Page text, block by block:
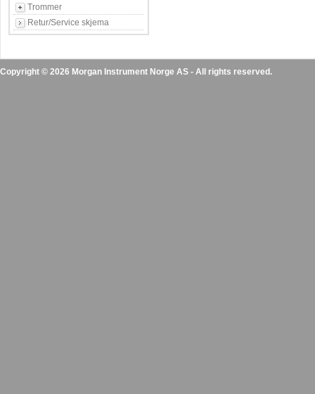
Trommer
Retur/Service skjema
Copyright © 2026 Morgan Instrument Norge AS - All rights reserved.